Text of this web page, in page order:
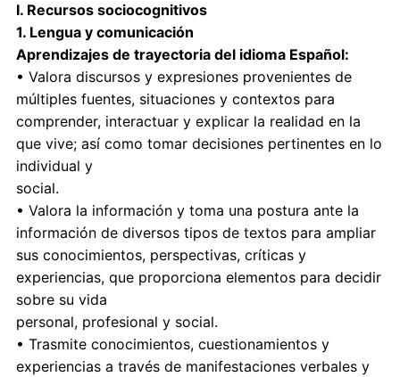
I. Recursos sociocognitivos
1. Lengua y comunicación
Aprendizajes de trayectoria del idioma Español:
• Valora discursos y expresiones provenientes de
múltiples fuentes, situaciones y contextos para
comprender, interactuar y explicar la realidad en la
que vive; así como tomar decisiones pertinentes en lo
individual y
social.
• Valora la información y toma una postura ante la
información de diversos tipos de textos para ampliar
sus conocimientos, perspectivas, críticas y
experiencias, que proporciona elementos para decidir
sobre su vida
personal, profesional y social.
• Trasmite conocimientos, cuestionamientos y
experiencias a través de manifestaciones verbales y